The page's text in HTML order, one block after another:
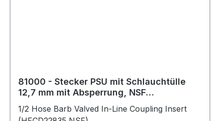
81000 - Stecker PSU mit Schlauchtülle
12,7 mm mit Absperrung, NSF
1/2 Hose Barb Valved In-Line Coupling Insert